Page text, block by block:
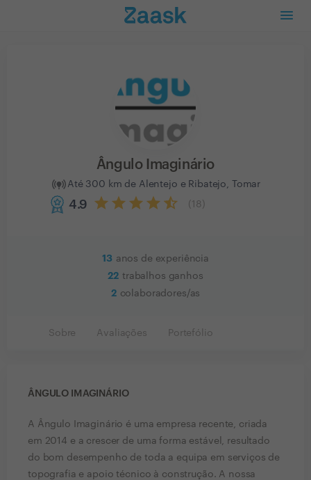
Ângulo Imaginário
Até 300 km de Alentejo e Ribatejo, Tomar
4.9 18
13 anos de experiência
22 trabalhos ganhos
2 colaboradores/as
Sobre Avaliações Portefólio
ÂNGULO IMAGINÁRIO
A Ângulo Imaginário é uma empresa recente, criada
em 2014 e a crescer de uma forma estável, resultado
do bom desempenho de toda a equipa em serviços de
topografia e apoio técnico à construção. A nossa